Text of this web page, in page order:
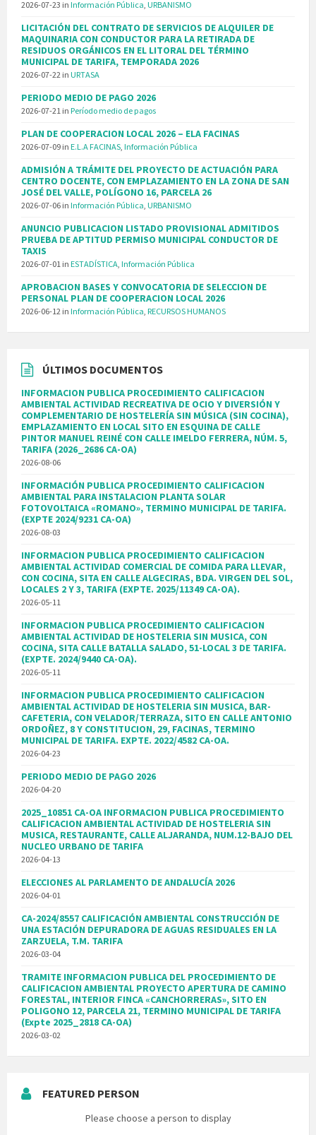
2026-07-23 in Información Pública, URBANISMO
LICITACIÓN DEL CONTRATO DE SERVICIOS DE ALQUILER DE
MAQUINARIA CON CONDUCTOR PARA LA RETIRADA DE
RESIDUOS ORGÁNICOS EN EL LITORAL DEL TÉRMINO
MUNICIPAL DE TARIFA, TEMPORADA 2026
2026-07-22 in URTASA
PERIODO MEDIO DE PAGO 2026
2026-07-21 in Período medio de pagos
PLAN DE COOPERACION LOCAL 2026 – ELA FACINAS
2026-07-09 in E.L.A FACINAS, Información Pública
ADMISIÓN A TRÁMITE DEL PROYECTO DE ACTUACIÓN PARA
CENTRO DOCENTE, CON EMPLAZAMIENTO EN LA ZONA DE SAN
JOSÉ DEL VALLE, POLÍGONO 16, PARCELA 26
2026-07-06 in Información Pública, URBANISMO
ANUNCIO PUBLICACION LISTADO PROVISIONAL ADMITIDOS
PRUEBA DE APTITUD PERMISO MUNICIPAL CONDUCTOR DE
TAXIS
2026-07-01 in ESTADÍSTICA, Información Pública
APROBACION BASES Y CONVOCATORIA DE SELECCION DE
PERSONAL PLAN DE COOPERACION LOCAL 2026
2026-06-12 in Información Pública, RECURSOS HUMANOS
ÚLTIMOS DOCUMENTOS
INFORMACION PUBLICA PROCEDIMIENTO CALIFICACION
AMBIENTAL ACTIVIDAD RECREATIVA DE OCIO Y DIVERSIÓN Y
COMPLEMENTARIO DE HOSTELERÍA SIN MÚSICA (SIN COCINA),
EMPLAZAMIENTO EN LOCAL SITO EN ESQUINA DE CALLE
PINTOR MANUEL REINÉ CON CALLE IMELDO FERRERA, NÚM. 5,
TARIFA (2026_2686 CA-OA)
2026-08-06
INFORMACIÓN PUBLICA PROCEDIMIENTO CALIFICACION
AMBIENTAL PARA INSTALACION PLANTA SOLAR
FOTOVOLTAICA «ROMANO», TERMINO MUNICIPAL DE TARIFA.
(EXPTE 2024/9231 CA-OA)
2026-08-03
INFORMACION PUBLICA PROCEDIMIENTO CALIFICACION
AMBIENTAL ACTIVIDAD COMERCIAL DE COMIDA PARA LLEVAR,
CON COCINA, SITA EN CALLE ALGECIRAS, BDA. VIRGEN DEL SOL,
LOCALES 2 Y 3, TARIFA (EXPTE. 2025/11349 CA-OA).
2026-05-11
INFORMACION PUBLICA PROCEDIMIENTO CALIFICACION
AMBIENTAL ACTIVIDAD DE HOSTELERIA SIN MUSICA, CON
COCINA, SITA CALLE BATALLA SALADO, 51-LOCAL 3 DE TARIFA.
(EXPTE. 2024/9440 CA-OA).
2026-05-11
INFORMACION PUBLICA PROCEDIMIENTO CALIFICACION
AMBIENTAL ACTIVIDAD DE HOSTELERIA SIN MUSICA, BAR-
CAFETERIA, CON VELADOR/TERRAZA, SITO EN CALLE ANTONIO
ORDOÑEZ, 8 Y CONSTITUCION, 29, FACINAS, TERMINO
MUNICIPAL DE TARIFA. EXPTE. 2022/4582 CA-OA.
2026-04-23
PERIODO MEDIO DE PAGO 2026
2026-04-20
2025_10851 CA-OA INFORMACION PUBLICA PROCEDIMIENTO
CALIFICACION AMBIENTAL ACTIVIDAD DE HOSTELERIA SIN
MUSICA, RESTAURANTE, CALLE ALJARANDA, NUM.12-BAJO DEL
NUCLEO URBANO DE TARIFA
2026-04-13
ELECCIONES AL PARLAMENTO DE ANDALUCÍA 2026
2026-04-01
CA-2024/8557 CALIFICACIÓN AMBIENTAL CONSTRUCCIÓN DE
UNA ESTACIÓN DEPURADORA DE AGUAS RESIDUALES EN LA
ZARZUELA, T.M. TARIFA
2026-03-04
TRAMITE INFORMACION PUBLICA DEL PROCEDIMIENTO DE
CALIFICACION AMBIENTAL PROYECTO APERTURA DE CAMINO
FORESTAL, INTERIOR FINCA «CANCHORRERAS», SITO EN
POLIGONO 12, PARCELA 21, TERMINO MUNICIPAL DE TARIFA
(Expte 2025_2818 CA-OA)
2026-03-02
FEATURED PERSON
Please choose a person to display